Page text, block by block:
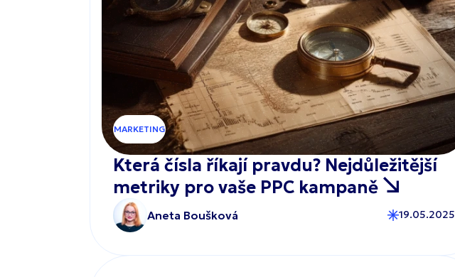
MARKETING
Která čísla říkají pravdu? Nejdůležitější
metriky pro vaše PPC kampaně
Aneta Boušková 19.05.2025